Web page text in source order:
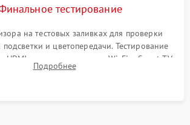
тестирование
на тестовых заливках для проверки
и цветопередачи. Тестирование
HDMI, динамиков, модуля Wi-Fi и Smart TV
режиме в течение нескольких часов.
Подробнее